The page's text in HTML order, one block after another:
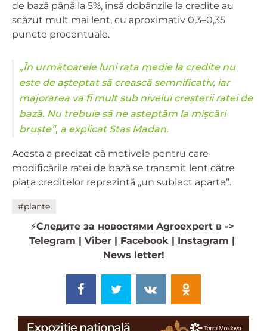
de bază până la 5%, însă dobânzile la credite au
scăzut mult mai lent, cu aproximativ 0,3–0,35
puncte procentuale.
„În următoarele luni rata medie la credite nu
este de așteptat să crească semnificativ, iar
majorarea va fi mult sub nivelul creșterii ratei de
bază. Nu trebuie să ne așteptăm la mișcări
bruște”, a explicat Stas Madan.
Acesta a precizat că motivele pentru care
modificările ratei de bază se transmit lent către
piața creditelor reprezintă „un subiect aparte”.
#plante
⚡️Следите за новостями Agroexpert в ->
Telegram | Viber | Facebook | Instagram |
News letter!